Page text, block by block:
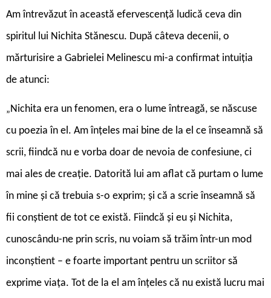
Am întrevăzut în această efervescență ludică ceva din
spiritul lui Nichita Stănescu. După câteva decenii, o
mărturisire a Gabrielei Melinescu mi-a confirmat intuiția
de atunci:
„Nichita era un fenomen, era o lume întreagă, se născuse
cu poezia în el. Am înțeles mai bine de la el ce înseamnă să
scrii, fiindcă nu e vorba doar de nevoia de confesiune, ci
mai ales de creație. Datorită lui am aflat că purtam o lume
în mine și că trebuia s-o exprim; și că a scrie înseamnă să
fii conștient de tot ce există. Fiindcă și eu și Nichita,
cunoscându-ne prin scris, nu voiam să trăim într-un mod
inconștient – e foarte important pentru un scriitor să
exprime viața. Tot de la el am înțeles că nu există lucru mai